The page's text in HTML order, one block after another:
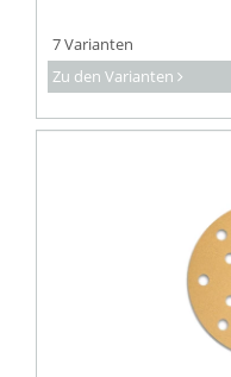
7 Varianten
Zu den Varianten